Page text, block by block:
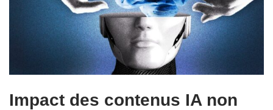
Impact des contenus IA non